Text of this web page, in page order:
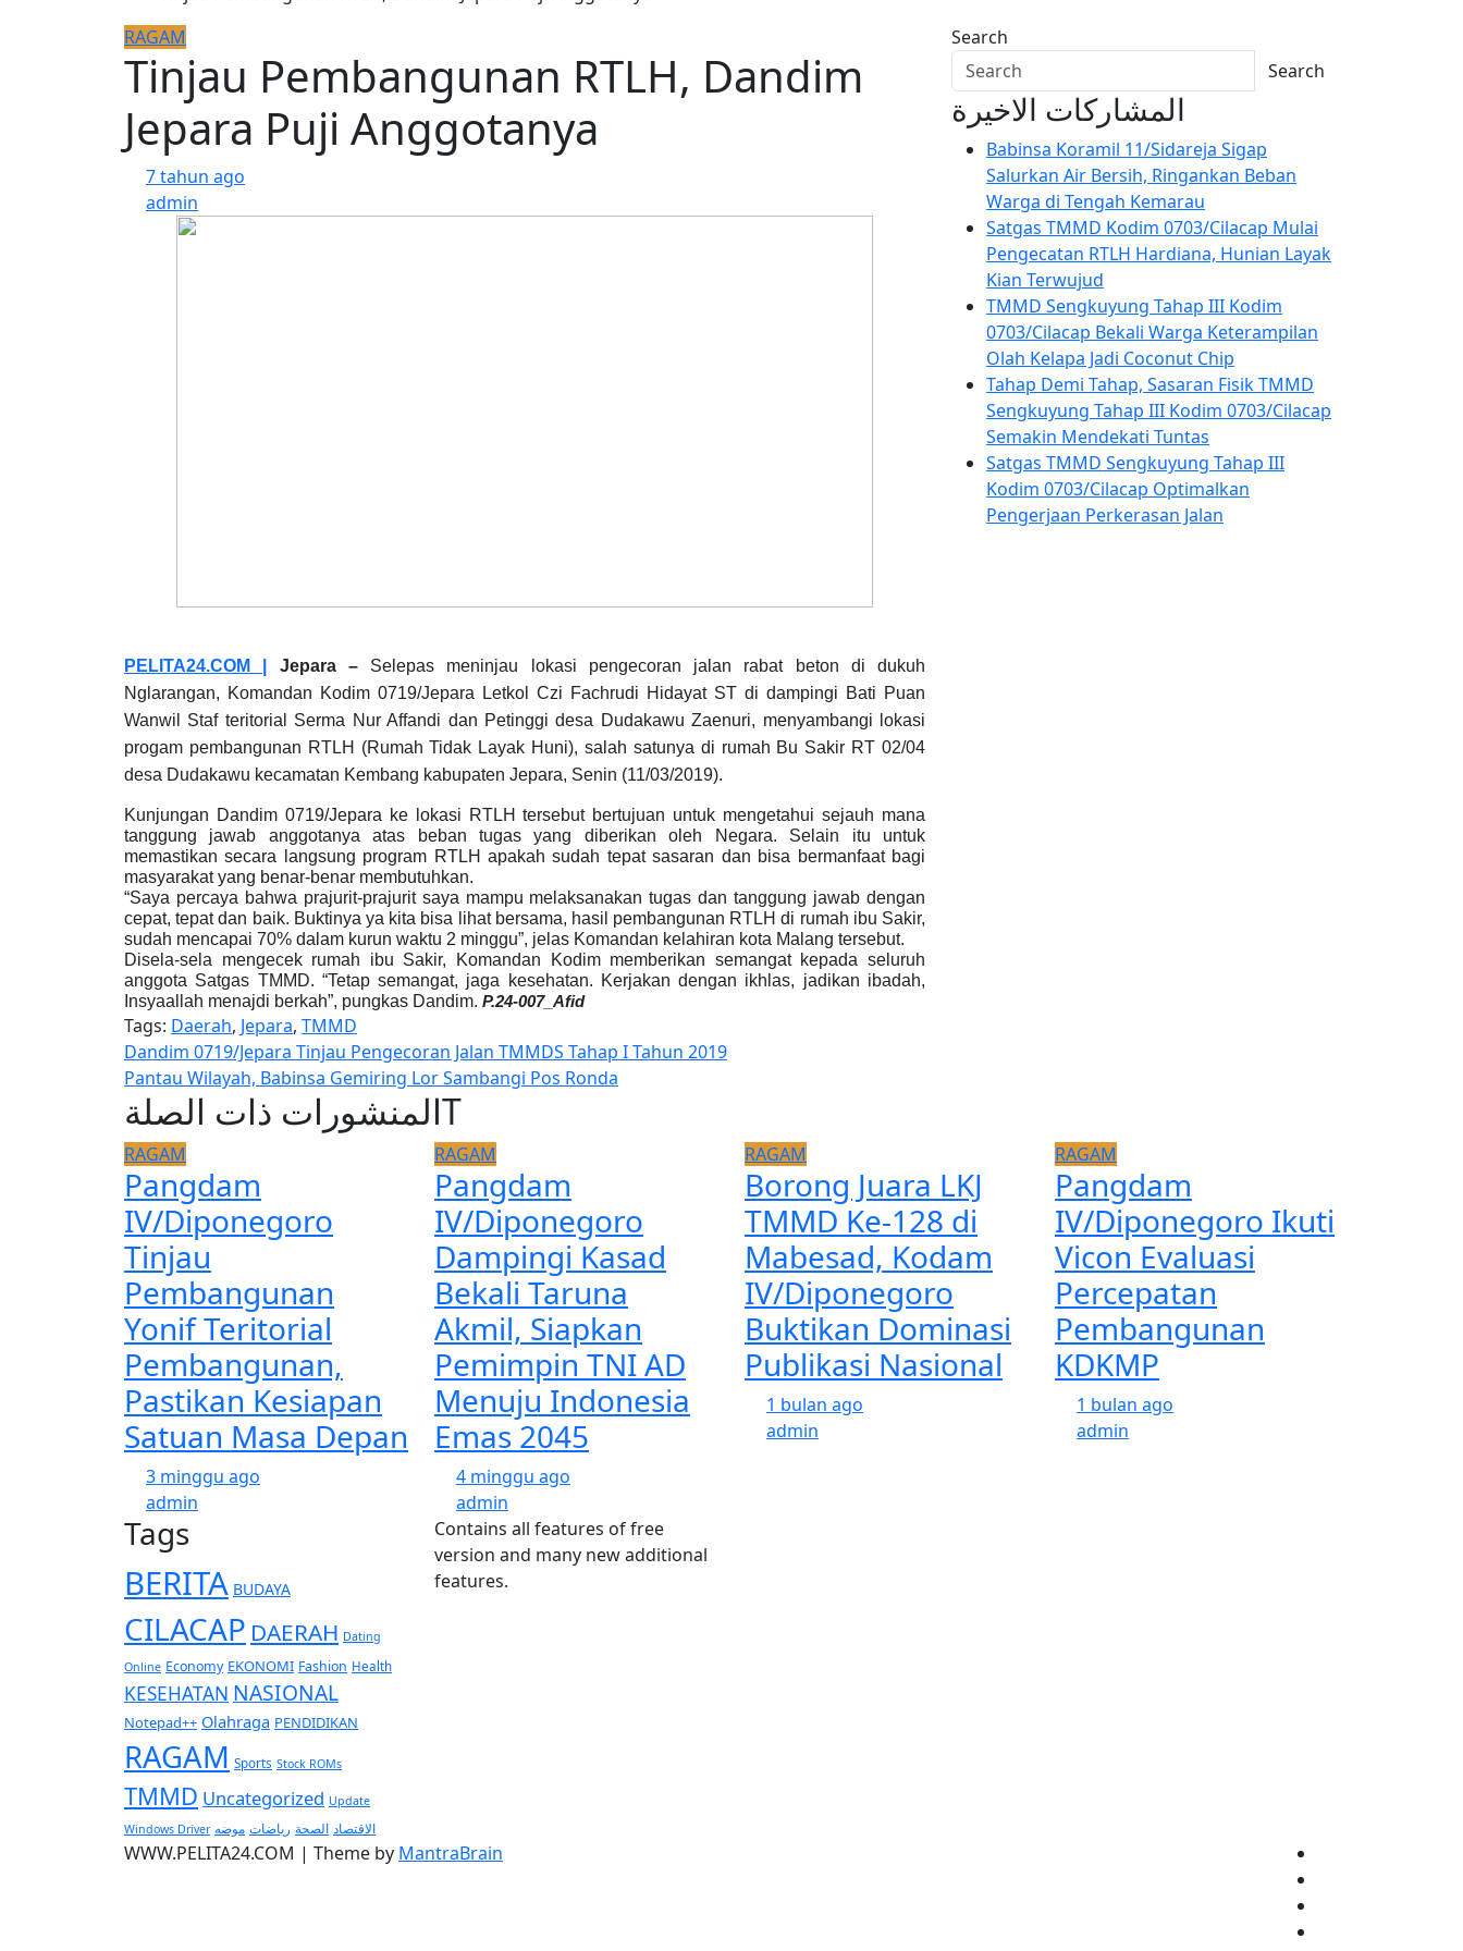
RAGAM
Tinjau Pembangunan RTLH, Dandim
Jepara Puji Anggotanya
7 tahun ago
admin
PELITA24.COM | Jepara –
Selepas meninjau lokasi pengecoran jalan rabat beton di dukuh
Nglarangan, Komandan Kodim 0719/Jepara Letkol Czi Fachrudi Hidayat ST di dampingi Bati Puan
Wanwil Staf teritorial Serma Nur Affandi dan Petinggi desa Dudakawu Zaenuri, menyambangi lokasi
progam pembangunan RTLH (Rumah Tidak Layak Huni), salah satunya di rumah Bu Sakir RT 02/04
desa Dudakawu kecamatan Kembang kabupaten Jepara, Senin (11/03/2019).
Kunjungan Dandim 0719/Jepara ke lokasi RTLH tersebut bertujuan untuk mengetahui sejauh mana
tanggung jawab anggotanya atas beban tugas yang diberikan oleh Negara. Selain itu untuk
memastikan secara langsung program RTLH apakah sudah tepat sasaran dan bisa bermanfaat bagi
masyarakat yang benar-benar membutuhkan.
“Saya percaya bahwa prajurit-prajurit saya mampu melaksanakan tugas dan tanggung jawab dengan
cepat, tepat dan baik. Buktinya ya kita bisa lihat bersama, hasil pembangunan RTLH di rumah ibu Sakir,
sudah mencapai 70% dalam kurun waktu 2 minggu”, jelas Komandan kelahiran kota Malang tersebut.
Disela-sela mengecek rumah ibu Sakir, Komandan Kodim memberikan semangat kepada seluruh
anggota Satgas TMMD. “Tetap semangat, jaga kesehatan. Kerjakan dengan ikhlas, jadikan ibadah,
Insyaallah menajdi berkah”, pungkas Dandim. P.24-007_ Afid
Tags: Daerah, Jepara, TMMD
Navigasi
pos
Dandim 0719/Jepara Tinjau Pengecoran Jalan TMMDS Tahap I Tahun 2019
Pantau Wilayah, Babinsa Gemiring Lor Sambangi Pos Ronda
Search
Search
المشاركات الاخيرة
Babinsa Koramil 11/Sidareja Sigap
Salurkan Air Bersih, Ringankan Beban
Warga di Tengah Kemarau
Satgas TMMD Kodim 0703/Cilacap Mulai
Pengecatan RTLH Hardiana, Hunian Layak
Kian Terwujud
TMMD Sengkuyung Tahap III Kodim
0703/Cilacap Bekali Warga Keterampilan
Olah Kelapa Jadi Coconut Chip
Tahap Demi Tahap, Sasaran Fisik TMMD
Sengkuyung Tahap III Kodim 0703/Cilacap
Semakin Mendekati Tuntas
Satgas TMMD Sengkuyung Tahap III
Kodim 0703/Cilacap Optimalkan
Pengerjaan Perkerasan Jalan
المنشورات ذات الصلةT
RAGAM
Pangdam
IV/Diponegoro
Tinjau
Pembangunan
Yonif Teritorial
Pembangunan,
Pastikan Kesiapan
Satuan Masa Depan
3 minggu ago
admin
RAGAM
Pangdam
IV/Diponegoro
Dampingi Kasad
Bekali Taruna
Akmil, Siapkan
Pemimpin TNI AD
Menuju Indonesia
Emas 2045
4 minggu ago
admin
RAGAM
Borong Juara LKJ
TMMD Ke-128 di
Mabesad, Kodam
IV/Diponegoro
Buktikan Dominasi
Publikasi Nasional
1 bulan ago
admin
RAGAM
Pangdam
IV/Diponegoro Ikuti
Vicon Evaluasi
Percepatan
Pembangunan
KDKMP
1 bulan ago
admin
Tags
BERITA BUDAYA
CILACAP DAERAH Dating
Online Economy EKONOMI Fashion Health
KESEHATAN NASIONAL
Notepad++ Olahraga PENDIDIKAN
RAGAM Sports Stock ROMs
TMMD Uncategorized Update
Windows Driver
الاقتصاد الصحة رياضات موضه
Contains all features of free
version and many new additional
features.
WWW.PELITA24.COM | Theme by MantraBrain